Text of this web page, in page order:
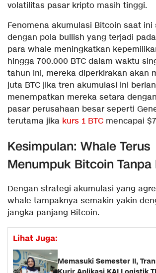
volatilitas pasar kripto masih tinggi.
Fenomena akumulasi Bitcoin saat ini
dengan pola bullish yang terjadi
para whale meningkatkan
hingga 700.000 BTC dalam waktu
tahun ini, mereka diperkirakan akan
juta BTC jika tren akumulasi ini
menempatkan mereka setara
pasar perusahaan besar seperti
terutama jika kurs 1 BTC mencapai
Kesimpulan: Whale Terus
Menumpuk Bitcoin Tanpa
Dengan strategi akumulasi yang
whale tampaknya semakin yakin
jangka panjang Bitcoin.
Lihat Juga:
Memasuki Semester II,